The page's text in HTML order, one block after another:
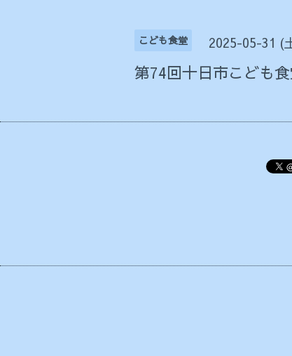
こども食堂 2025-05-31 (
第74回十日市こども